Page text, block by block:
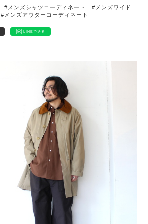
#メンズシャツコーディネート
#メンズワイド
#メンズアウターコーディネート
LINEで送る